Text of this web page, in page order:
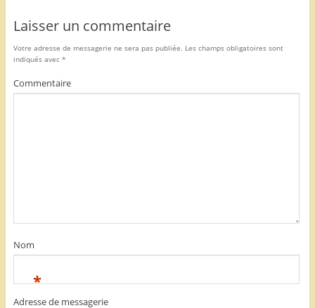
Laisser un commentaire
Votre adresse de messagerie ne sera pas publiée. Les champs obligatoires sont
indiqués avec *
Commentaire
Nom
*
Adresse de messagerie